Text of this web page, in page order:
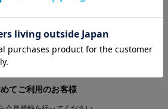
てご利用のお客様